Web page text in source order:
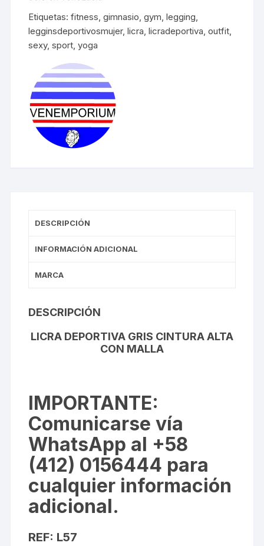
cantidad
Etiquetas:fitness,gimnasio,gym,legging,
legginsdeportivosmujer,licra,licradeportiva,outfit,
sexy,sport,yoga
DESCRIPCIÓN
INFORMACIÓN ADICIONAL
MARCA
DESCRIPCIÓN
LICRA DEPORTIVA GRIS CINTURA ALTA
CON MALLA
IMPORTANTE:
Comunicarse vía
WhatsApp al +58
(412) 0156444 para
cualquier información
adicional.
REF: L57